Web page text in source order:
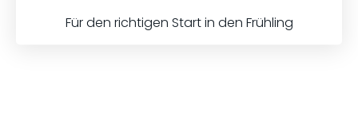
Für den richtigen Start in den Frühling